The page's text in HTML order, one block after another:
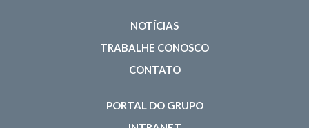
NOTÍCIAS
TRABALHE CONOSCO
CONTATO
PORTAL DO GRUPO